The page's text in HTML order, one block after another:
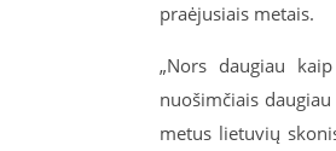
praėjusiais metais.
„Nors daugiau
nuošimčiais
metus lietuvių